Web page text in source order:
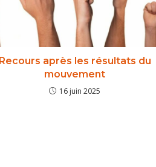
Recours après les résultats du
mouvement
16 juin 2025